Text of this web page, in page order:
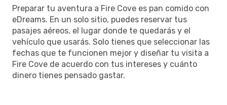
Preparar tu aventura a Fire Cove es pan comido con
eDreams. En un solo sitio, puedes reservar tus
pasajes aéreos, el lugar donde te quedarás y el
vehículo que usarás. Solo tienes que seleccionar las
fechas que te funcionen mejor y diseñar tu visita a
Fire Cove de acuerdo con tus intereses y cuánto
dinero tienes pensado gastar.